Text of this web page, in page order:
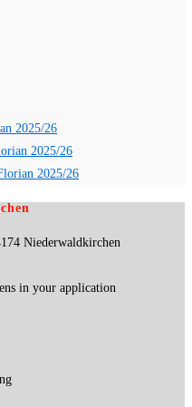
2025/26
2025/26
2025/26
Niederwaldkirchen
in your application